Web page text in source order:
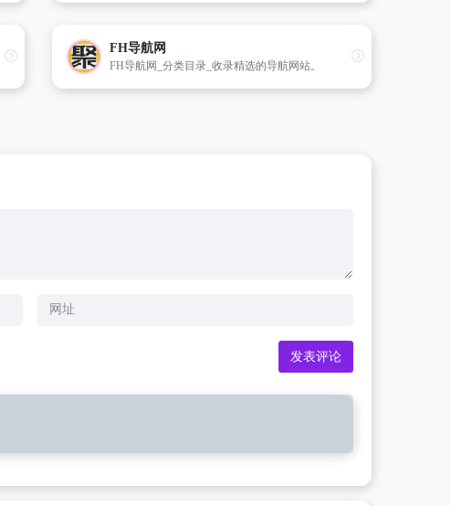
FH导航网
FH导航网_分类目录_收录精选的导航网站。